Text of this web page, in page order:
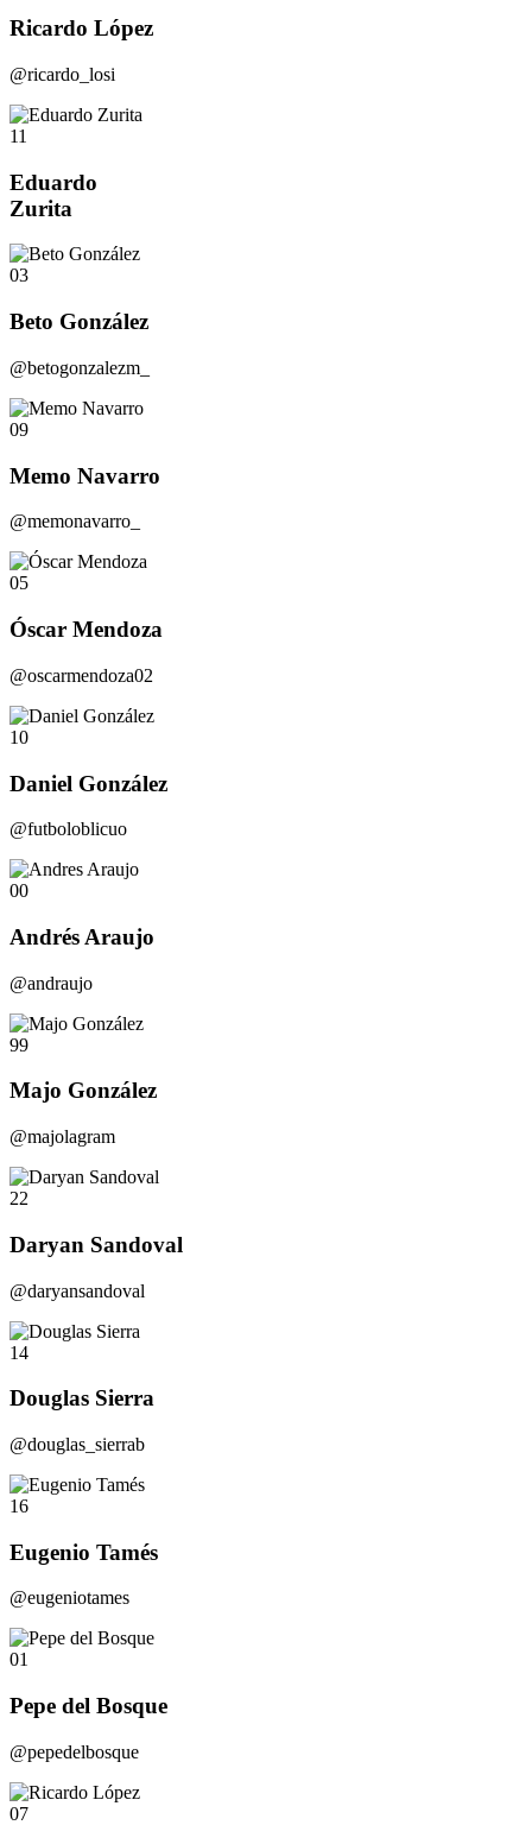
Ricardo López
@ricardo_losi
11
Eduardo
Zurita
03
Beto González
@betogonzalezm_
09
Memo Navarro
@memonavarro_
05
Óscar Mendoza
@oscarmendoza02
10
Daniel González
@futboloblicuo
00
Andrés Araujo
@andraujo
99
Majo González
@majolagram
22
Daryan Sandoval
@daryansandoval
14
Douglas Sierra
@douglas_sierrab
16
Eugenio Tamés
@eugeniotames
01
Pepe del Bosque
@pepedelbosque
07